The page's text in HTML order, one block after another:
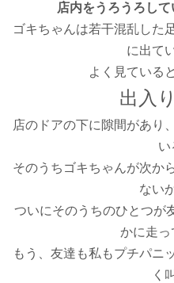
店内をうろうろし
ゴキちゃんは若干混乱した
に出て
よく見ている
出入
店のドアの下に隙間があり
い
そのうちゴキちゃんが次か
ない
ついにそのうちのひとつが
かに走っ
もう、友達も私もプチパニ
く